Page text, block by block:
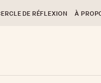
DE RÉFLEXION À